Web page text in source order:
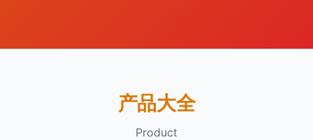
产品大全
Product